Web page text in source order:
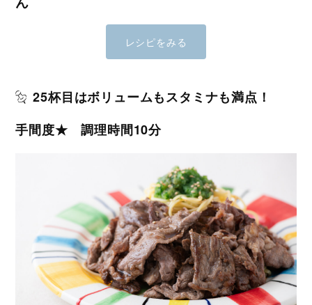
レシピをみる
25杯目はボリュームもスタミナも満点！
手間度★ 調理時間10分